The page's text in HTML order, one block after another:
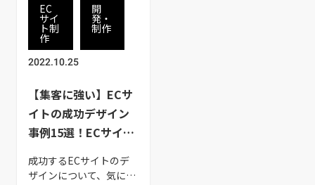
EC
サイ
ト制
作
開
発・
制作
2022.10.25
【集客に強い】ECサ
イトの成功デザイン
事例15選！ECサイト
紹介
成功するECサイトのデ
ザインについて、気にな